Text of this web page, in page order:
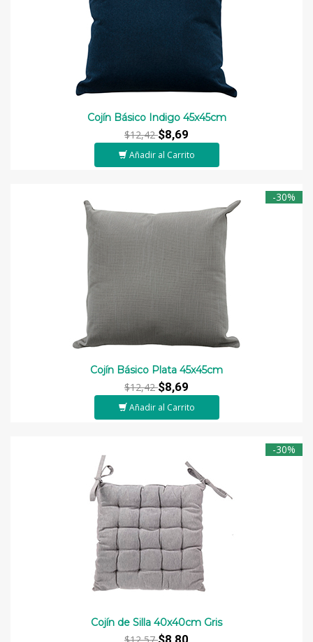
Cojín Básico Indigo 45x45cm
$12,42$8,69
Añadir al Carrito
-30%
Cojín Básico Plata 45x45cm
$12,42$8,69
Añadir al Carrito
-30%
Cojín de Silla 40x40cm Gris
$12,57$8,80